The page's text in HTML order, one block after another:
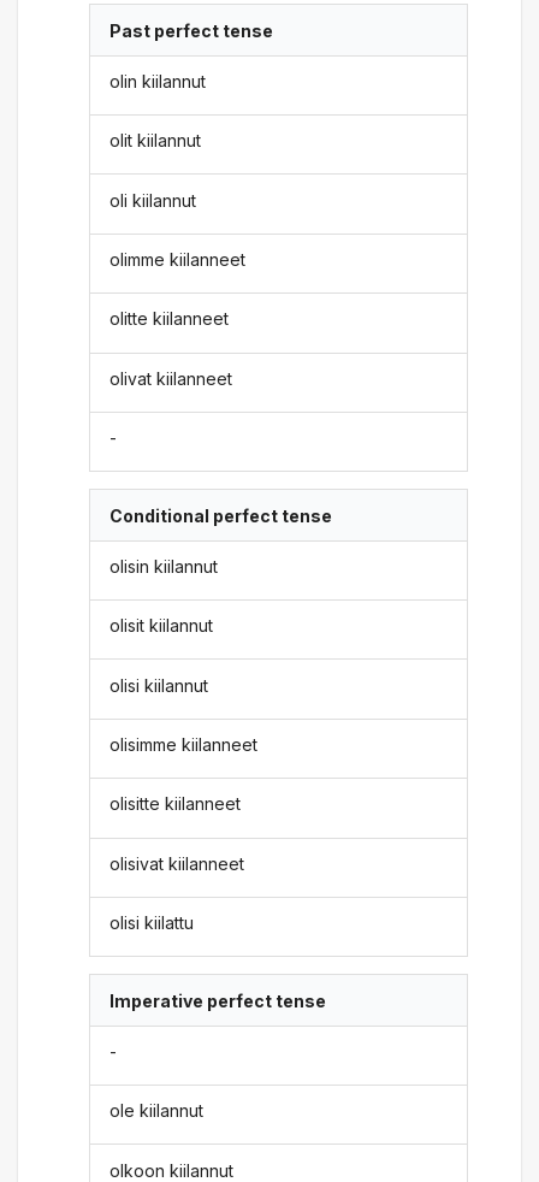
Past perfect tense
olin kiilannut
olit kiilannut
oli kiilannut
olimme kiilanneet
olitte kiilanneet
olivat kiilanneet
-
Conditional perfect tense
olisin kiilannut
olisit kiilannut
olisi kiilannut
olisimme kiilanneet
olisitte kiilanneet
olisivat kiilanneet
olisi kiilattu
Imperative perfect tense
-
ole kiilannut
olkoon kiilannut